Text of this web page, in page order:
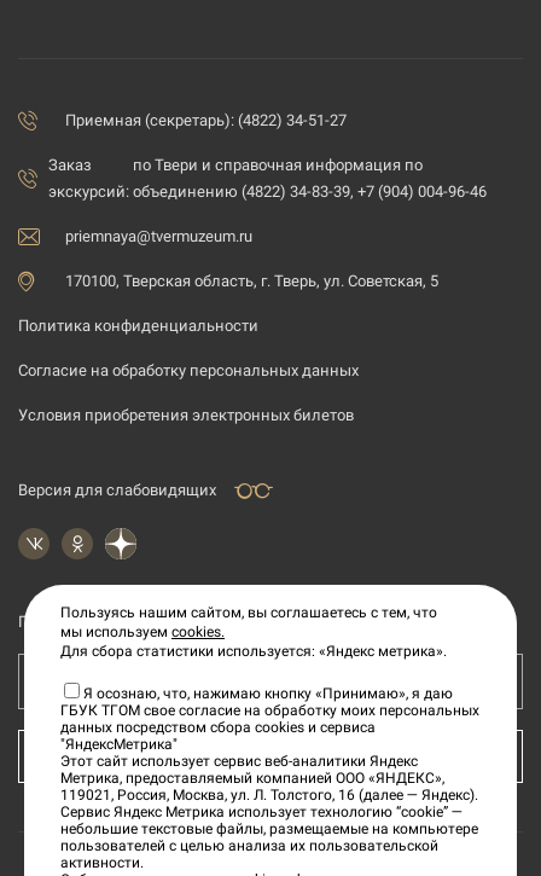
Приемная (секретарь): (4822) 34-51-27
Заказ
экскурсий:
по Твери и справочная информация по
объединению (4822) 34-83-39, +7 (904) 004-96-46
priemnaya@tvermuzeum.ru
170100, Тверская область, г. Тверь, ул. Советская, 5
Политика конфиденциальности
Согласие на обработку персональных данных
Условия приобретения электронных билетов
Версия для слабовидящих
Подпишитесь на рассылку новостей
Ваш e-mail адрес
КУПИТЬ БИЛЕТ
Пользуясь нашим сайтом, вы соглашаетесь с тем, что
мы используем cookies.
Для сбора статистики используется: «Яндекс метрика».
Я осознаю, что, нажимаю кнопку «Принимаю», я даю
ГБУК ТГОМ свое согласие на обработку моих персональных
данных посредством сбора cookies и сервиса
"ЯндексМетрика"
Этот сайт использует сервис веб-аналитики Яндекс
Метрика, предоставляемый компанией ООО «ЯНДЕКС»,
119021, Россия, Москва, ул. Л. Толстого, 16 (далее — Яндекс).
Сервис Яндекс Метрика использует технологию “cookie” —
небольшие текстовые файлы, размещаемые на компьютере
пользователей с целью анализа их пользовательской
активности.